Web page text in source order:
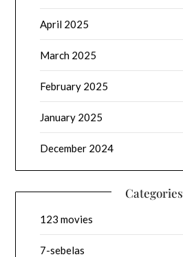
April 2025
March 2025
February 2025
January 2025
December 2024
Categories
123 movies
7-sebelas